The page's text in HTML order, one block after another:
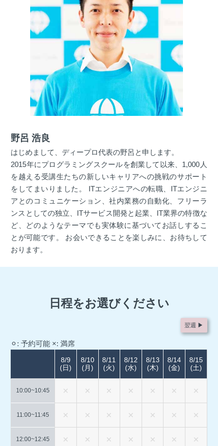
野呂 浩良
はじめまして、ディープロ代表の野呂と申します。
2015年にプログラミングスクールを創業して以来、1,000人
を越える受講生たちの新しいキャリアへの挑戦のサポート
をしてまいりました。 ITエンジニアへの転職、ITエンジニ
アとのコミュニケーション、社内業務の自動化、フリーラ
ンスとしての独立、ITサービス開発と起業、IT業界の特徴な
ど、どのようなテーマでも実体験に基づいてお話しするこ
とが可能です。 お会いできることを楽しみに、お待ちして
おります。
日程をお選びください
⚪︎: 予約可能 ×: 満席
翌週 ▶︎
10:00~10:45
11:00~11:45
12:00~12:45
8/9
(日)
8/10
(月)
8/11
(火)
8/12
(水)
8/13
(木)
8/14
(金)
8/15
(土)